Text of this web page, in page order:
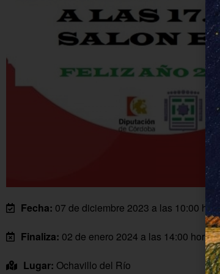
Fecha: 07 de diciembre 2023 a las 10:00 horas
Finaliza: 02 de enero 2024 a las 14:00 horas
Lugar: Ochavillo del Río